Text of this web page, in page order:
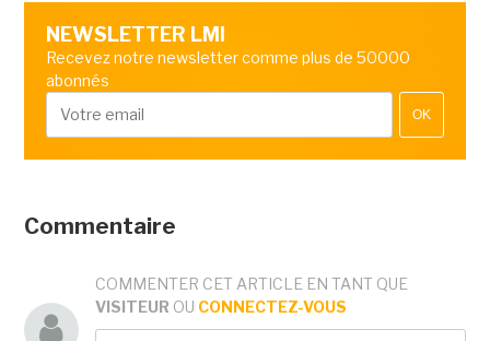
NEWSLETTER LMI
Recevez notre newsletter comme plus de 50000
abonnés
OK
Commentaire
COMMENTER CET ARTICLE EN TANT QUE
VISITEUR OU CONNECTEZ-VOUS